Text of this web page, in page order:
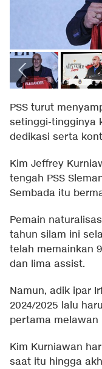
PSS turut
setinggi-tingginya
dedikasi serta
Kim Jeffrey
tengah PSS
Sembada itu
Pemain
tahun silam ini
telah memainkan
dan lima assist.
Namun, adik ipar
2024/2025 lalu
pertama melawan
Kim Kurniawan
saat itu hingga